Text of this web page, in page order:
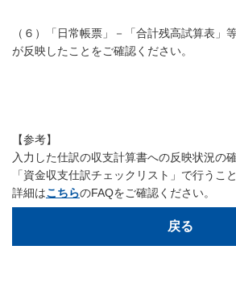
（６）「日常帳票」－「合計残高試算表」
が反映したことをご確認ください。
【参考】
入力した仕訳の収支計算書への反映状況の
「資金収支仕訳チェックリスト」で行うこ
詳細はこちらのFAQをご確認ください。
戻る